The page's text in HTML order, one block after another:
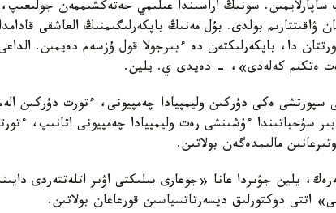
دا، باپكەرلىكتەن دە ءبىرجولا قول ۇزسەم دەيمىن.
ەتكىم كەلەدى»، - دەيدى ي. يلين.
سپورتشى ەكى دۇركىن وليمپيادا چەمپيونى، ءتورت دۇركىن
سۇحباتىندا ءۇشىنشى رەت وليمپيادا چەمپيونى اتانىپ،
مالىمدەگەن بولاتىن.
يلين جۋىردا عانا «جوعارى بىلىكتى اۋىر اتلەتتەردى
اتتى دوكتورلىق ديسەرتاتسياسىن قورعاعان بولاتىن.